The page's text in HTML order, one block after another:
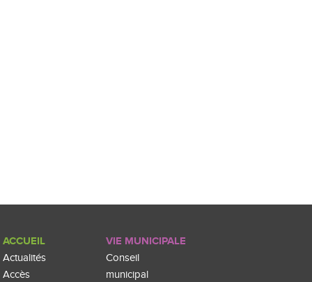
ACCUEIL
Actualités
Accès
VIE MUNICIPALE
Conseil
municipal